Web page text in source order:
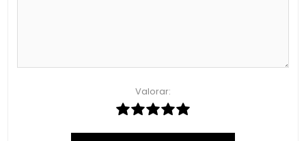
Valorar: